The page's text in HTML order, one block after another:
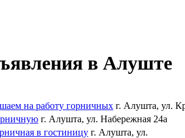
в Алуште
на работу горничных г. Алушта, ул.
г. Алушта, ул. Набережная 24а
в гостиницу г. Алушта, ул.